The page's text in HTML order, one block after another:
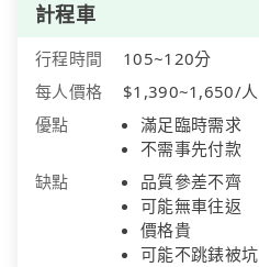
計程車
行程時間
105~120分
每人價格
$1,390~1,650/人
優點
滿足臨時需求
不需事先付款
缺點
品質參差不齊
可能無車往返
價格貴
可能不跳錶被坑